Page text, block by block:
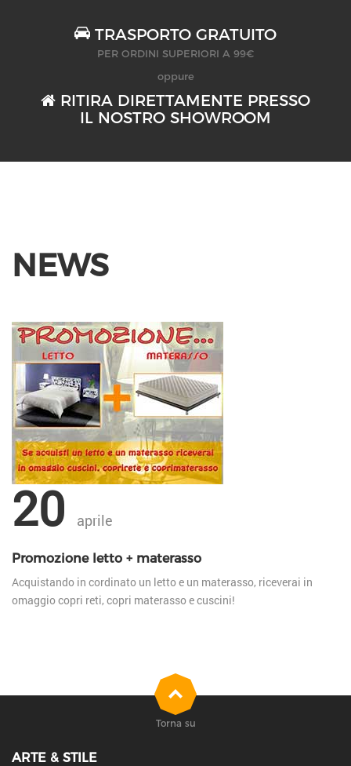
TRASPORTO GRATUITO
PER ORDINI SUPERIORI A 99€
oppure
RITIRA DIRETTAMENTE PRESSO
IL NOSTRO SHOWROOM
NEWS
20 aprile
Promozione letto + materasso
Acquistando in cordinato un letto e un materasso, riceverai in
omaggio copri reti, copri materasso e cuscini!
ARTE & STILE
Torna su